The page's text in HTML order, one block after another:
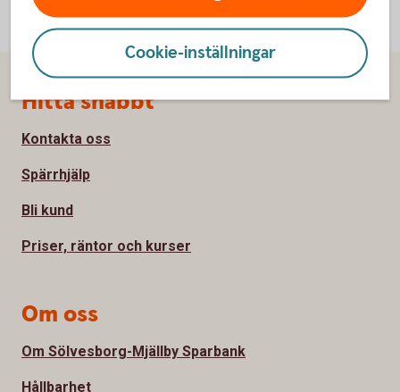
Cookie-inställningar
Sidfot
Hitta snabbt
Kontakta oss
Spärrhjälp
Bli kund
Priser, räntor och kurser
Om oss
Om Sölvesborg-Mjällby Sparbank
Hållbarhet